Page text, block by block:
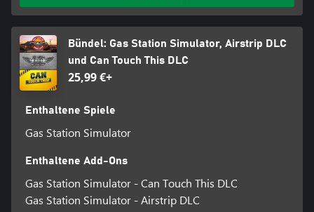
Bündel: Gas Station Simulator, Airstrip DLC
und Can Touch This DLC
25,99 €+
Enthaltene Spiele
Gas Station Simulator
Enthaltene Add-Ons
Gas Station Simulator - Can Touch This DLC
Gas Station Simulator - Airstrip DLC